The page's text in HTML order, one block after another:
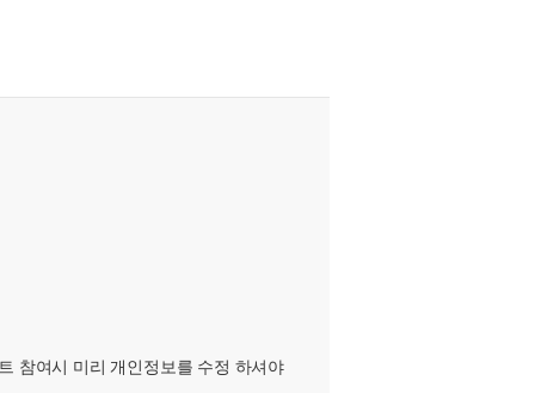
참여시 미리 개인정보를 수정 하셔야